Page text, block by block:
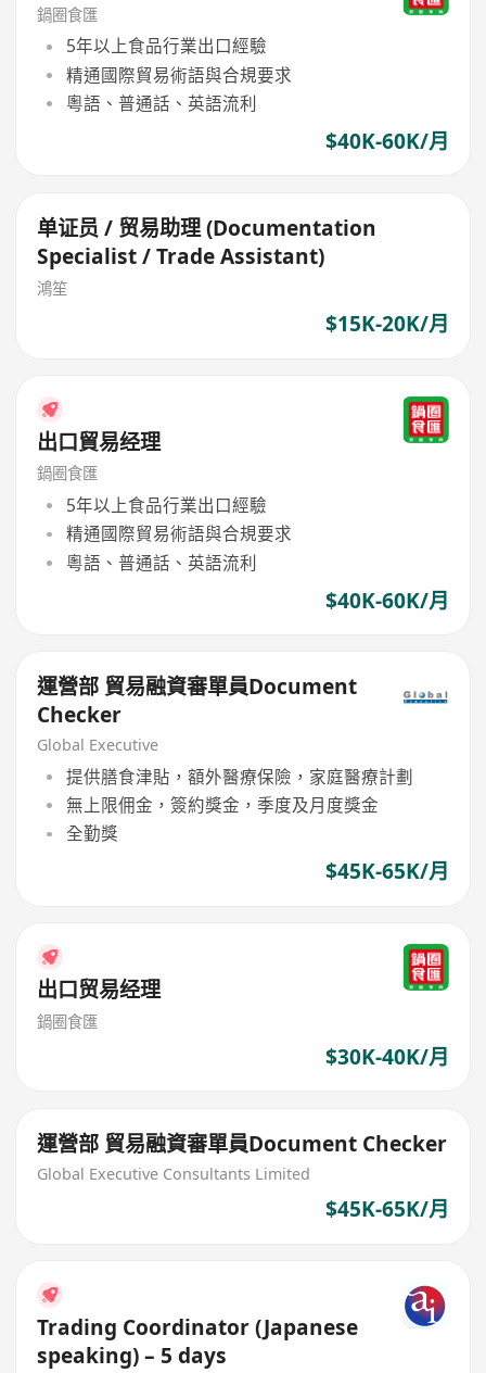
鍋圈食匯
5年以上食品行業出口經驗
精通國際貿易術語與合規要求
粵語、普通話、英語流利
$40K-60K/月
单证员 / 贸易助理 (Documentation
Specialist / Trade Assistant)
鴻笙
$15K-20K/月
出口貿易经理
鍋圈食匯
5年以上食品行業出口經驗
精通國際貿易術語與合規要求
粵語、普通話、英語流利
$40K-60K/月
運營部 貿易融資審單員Document
Checker
Global Executive
提供膳食津貼，額外醫療保險，家庭醫療計劃
無上限佣金，簽約獎金，季度及月度獎金
全勤獎
$45K-65K/月
出口贸易经理
鍋圈食匯
$30K-40K/月
運營部 貿易融資審單員Document Checker
Global Executive Consultants Limited
$45K-65K/月
Trading Coordinator (Japanese
speaking) – 5 days